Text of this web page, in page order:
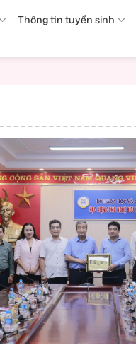
Thông tin tuyển sinh